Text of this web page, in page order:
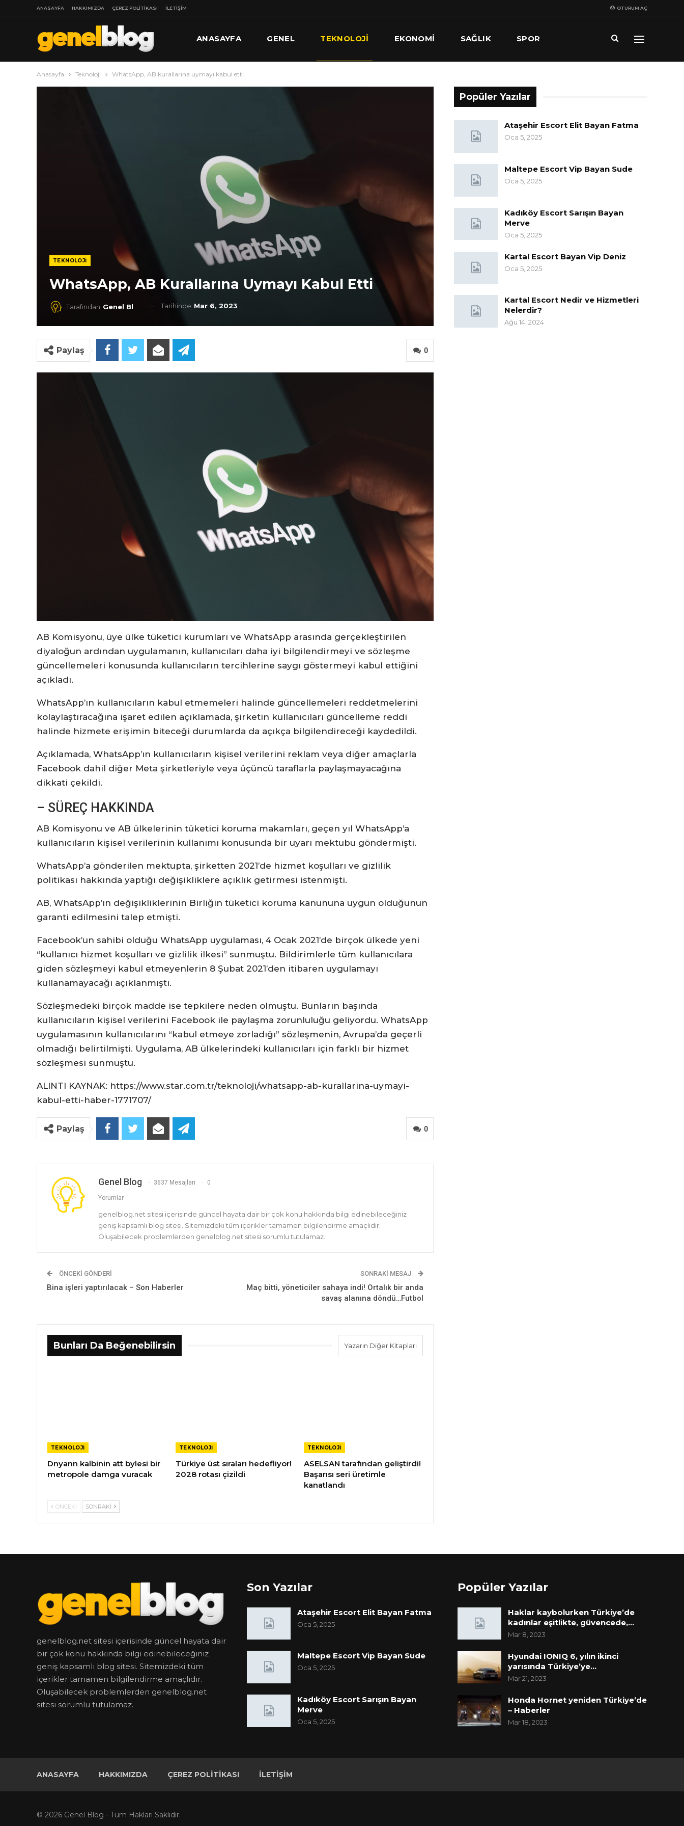
OTURUM AÇ
ANASAYFA HAKKIMIZDA ÇEREZ POLITIKASI İLETIŞIM
ANASAYFA GENEL TEKNOLOJI EKONOMI SAĞLIK SPOR
Anasayfa Teknoloji WhatsApp, AB kurallarına uymayı kabul etti
TEKNOLOJI
WhatsApp, AB Kurallarına Uymayı Kabul Etti
Tarafından Genel Blog Tarihinde Mar 6, 2023
0
Paylaş
AB Komisyonu, üye ülke tüketici kurumları ve WhatsApp arasında gerçekleştirilen
diyaloğun ardından uygulamanın, kullanıcıları daha iyi bilgilendirmeyi ve sözleşme
güncellemeleri konusunda kullanıcıların tercihlerine saygı göstermeyi kabul ettiğini
açıkladı.
WhatsApp’ın kullanıcıların kabul etmemeleri halinde güncellemeleri reddetmelerini
kolaylaştıracağına işaret edilen açıklamada, şirketin kullanıcıları güncelleme reddi
halinde hizmete erişimin biteceği durumlarda da açıkça bilgilendireceği kaydedildi.
Açıklamada, WhatsApp’ın kullanıcıların kişisel verilerini reklam veya diğer amaçlarla
Facebook dahil diğer Meta şirketleriyle veya üçüncü taraflarla paylaşmayacağına
dikkati çekildi.
– SÜREÇ HAKKINDA
AB Komisyonu ve AB ülkelerinin tüketici koruma makamları, geçen yıl WhatsApp’a
kullanıcıların kişisel verilerinin kullanımı konusunda bir uyarı mektubu göndermişti.
WhatsApp’a gönderilen mektupta, şirketten 2021’de hizmet koşulları ve gizlilik
politikası hakkında yaptığı değişikliklere açıklık getirmesi istenmişti.
AB, WhatsApp’ın değişikliklerinin Birliğin tüketici koruma kanununa uygun olduğunun
garanti edilmesini talep etmişti.
Facebook’un sahibi olduğu WhatsApp uygulaması, 4 Ocak 2021’de birçok ülkede yeni
“kullanıcı hizmet koşulları ve gizlilik ilkesi” sunmuştu. Bildirimlerle tüm kullanıcılara
giden sözleşmeyi kabul etmeyenlerin 8 Şubat 2021’den itibaren uygulamayı
kullanamayacağı açıklanmıştı.
Sözleşmedeki birçok madde ise tepkilere neden olmuştu. Bunların başında
kullanıcıların kişisel verilerini Facebook ile paylaşma zorunluluğu geliyordu. WhatsApp
uygulamasının kullanıcılarını “kabul etmeye zorladığı” sözleşmenin, Avrupa’da geçerli
olmadığı belirtilmişti. Uygulama, AB ülkelerindeki kullanıcıları için farklı bir hizmet
sözleşmesi sunmuştu.
ALINTI KAYNAK: https://www.star.com.tr/teknoloji/whatsapp-ab-kurallarina-uymayi-
kabul-etti-haber-1771707/
0
Paylaş
Genel Blog 3637 Mesajları 0
Yorumlar
genelblog.net sitesi içerisinde güncel hayata dair bir çok konu hakkında bilgi edinebileceğiniz
geniş kapsamlı blog sitesi. Sitemizdeki tüm içerikler tamamen bilgilendirme amaçlıdır.
Oluşabilecek problemlerden genelblog.net sitesi sorumlu tutulamaz.
ÖNCEKI GÖNDERI
Bina işleri yaptırılacak – Son Haberler
SONRAKI MESAJ
Maç bitti, yöneticiler sahaya indi! Ortalık bir anda
savaş alanına döndü…Futbol
Bunları Da Beğenebilirsin Yazarın Diğer Kitapları
TEKNOLOJI
Dnyann kalbinin att bylesi bir
metropole damga vuracak
TEKNOLOJI
Türkiye üst sıraları hedefliyor!
2028 rotası çizildi
TEKNOLOJI
ASELSAN tarafından geliştirdi!
Başarısı seri üretimle
kanatlandı
ÖNCEKI SONRAKI
Popüler Yazılar
Ataşehir Escort Elit Bayan Fatma
Oca 5, 2025
Maltepe Escort Vip Bayan Sude
Oca 5, 2025
Kadıköy Escort Sarışın Bayan
Merve
Oca 5, 2025
Kartal Escort Bayan Vip Deniz
Oca 5, 2025
Kartal Escort Nedir ve Hizmetleri
Nelerdir?
Ağu 14, 2024
genelblog.net sitesi içerisinde güncel hayata dair
bir çok konu hakkında bilgi edinebileceğiniz
geniş kapsamlı blog sitesi. Sitemizdeki tüm
içerikler tamamen bilgilendirme amaçlıdır.
Oluşabilecek problemlerden genelblog.net
sitesi sorumlu tutulamaz.
Son Yazılar
Ataşehir Escort Elit Bayan Fatma
Oca 5, 2025
Maltepe Escort Vip Bayan Sude
Oca 5, 2025
Kadıköy Escort Sarışın Bayan
Merve
Oca 5, 2025
Popüler Yazılar
Haklar kaybolurken Türkiye’de
kadınlar eşitlikte, güvencede,…
Mar 8, 2023
Hyundai IONIQ 6, yılın ikinci
yarısında Türkiye’ye…
Mar 21, 2023
Honda Hornet yeniden Türkiye’de
– Haberler
Mar 18, 2023
ANASAYFA HAKKIMIZDA ÇEREZ POLITIKASI İLETIŞIM
© 2026 Genel Blog - Tüm Hakları Saklıdır.